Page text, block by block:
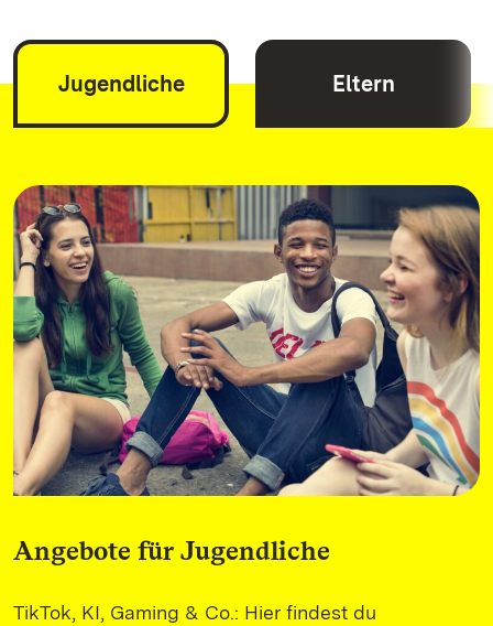
Jugendliche Eltern
Angebote für Jugendliche
TikTok, KI, Gaming & Co.: Hier findest du